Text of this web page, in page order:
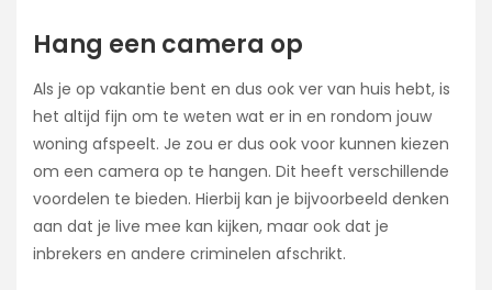
Hang een camera op
Als je op vakantie bent en dus ook ver van huis hebt, is
het altijd fijn om te weten wat er in en rondom jouw
woning afspeelt. Je zou er dus ook voor kunnen kiezen
om een camera op te hangen. Dit heeft verschillende
voordelen te bieden. Hierbij kan je bijvoorbeeld denken
aan dat je live mee kan kijken, maar ook dat je
inbrekers en andere criminelen afschrikt.